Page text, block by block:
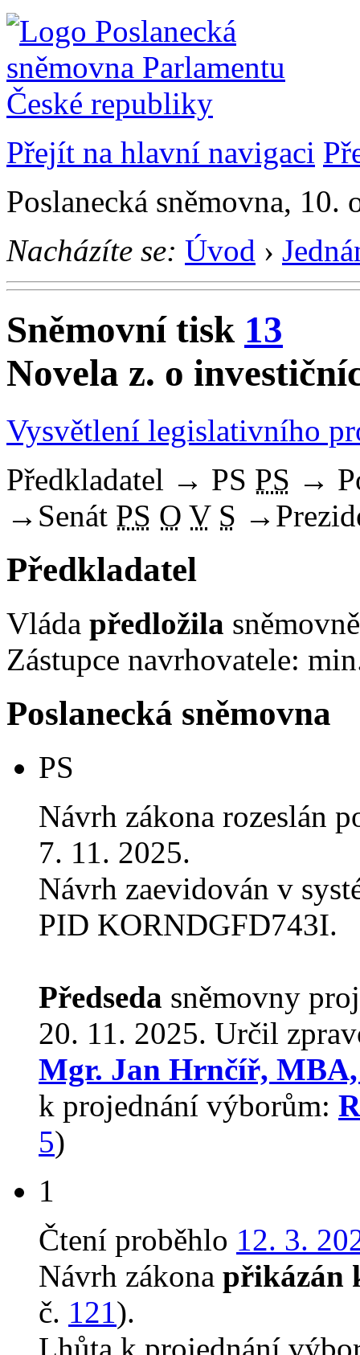
Přejít na hlavní navigaci
Poslanecká sněmovna, 10.
Nacházíte se: Úvod ›
Sněmovní tisk 13
Novela z. o
Vysvětlení legislativního
Předkladatel → PS PS →
→ Senát PS O V S →
Předkladatel
Vláda předložila
Zástupce navrhovatele:
Poslanecká sněmovna
PS
Návrh zákona rozeslán
7. 11. 2025.
Návrh zaevidován v
PID KORNDGFD743I.
Předseda sněmovny
20. 11. 2025. Určil
Mgr. Jan Hrnčíř,
k projednání výborům:
5)
1
Čtení proběhlo 12. 3.
Návrh zákona přikázán
č. 121 ).
Lhůta k projednání